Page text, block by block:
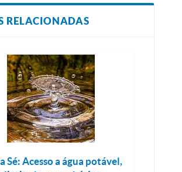
RELACIONADAS
Sé: Acesso a água potável,